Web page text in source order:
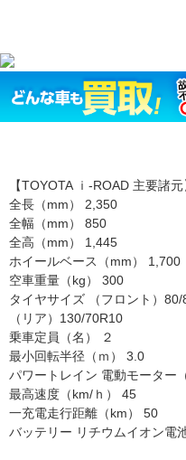
【TOYOTA ｉ-ROAD 主要諸元
全長（mm） 2,350
全幅（mm） 850
全高（mm） 1,445
ホイールベース（mm） 1,700
空車重量（kg） 300
タイヤサイズ （フロント）80/
（リア）130/70R10
乗車定員（名） ２
最小回転半径（ｍ） 3.0
パワートレイン 電動モーター
最高速度（km/ｈ） 45
一充電走行距離（km） 50
バッテリー リチウムイオン電